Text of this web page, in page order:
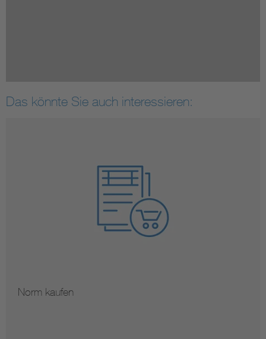
Das könnte Sie auch interessieren:
Norm kaufen